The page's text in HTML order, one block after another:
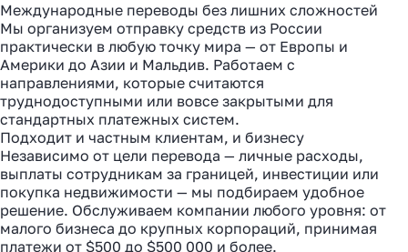
Международные переводы без лишних сложностей
Мы организуем отправку средств из России
практически в любую точку мира — от Европы и
Америки до Азии и Мальдив. Работаем с
направлениями, которые считаются
труднодоступными или вовсе закрытыми для
стандартных платежных систем.
Подходит и частным клиентам, и бизнесу
Независимо от цели перевода — личные расходы,
выплаты сотрудникам за границей, инвестиции или
покупка недвижимости — мы подбираем удобное
решение. Обслуживаем компании любого уровня: от
малого бизнеса до крупных корпораций, принимая
платежи от $500 до $500 000 и более.